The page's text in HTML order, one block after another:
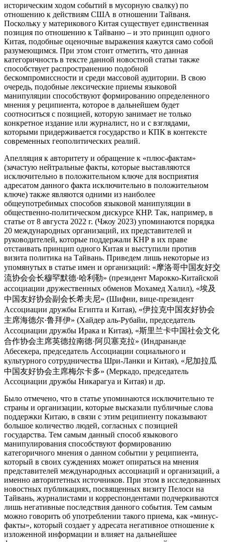
историческим ходом событий в мусорную свалку) по
отношению к действиям США в отношении Тайваня.
Поскольку у материкового Китая существует единственная
позиция по отношению к Тайваню – и это принцип одного
Китая, подобные оценочные выражения кажутся само собой
разумеющимся. При этом стоит отметить, что данная
категоричность в тексте данной новостной статьи также
способствует распространению подобной
бескомпромиссности и среди массовой аудитории. В свою
очередь, подобные лексические приемы языковой
манипуляции способствуют формированию определенного
мнения у реципиента, которое в дальнейшем будет
соотноситься с позицией, которую занимает не только
конкретное издание или журналист, но и с взглядами,
которыми придерживается государство и КПК в контексте
современных геополитических реалий.
Апелляция к авторитету и обращение к «плюс-фактам»
(зачастую нейтральные факты, которые выставляются
исключительно в положительном ключе для восприятия
адресатом данного факта исключительно в положительном
ключе) также являются одними из наиболее
общеупотребимых способов языковой манипуляции в
общественно-политическом дискурсе КНР. Так, например, в
статье от 8 августа 2022 г. (Чжоу 2023) упоминаются порядка
20 международных организаций, их представителей и
руководителей, которые поддержали КНР в их праве
отстаивать принцип одного Китая и выступили против
визита политика на Тайвань. Приведем лишь некоторые из
упомянутых в статье имен и организаций: «摩洛哥中国友好交
流协会会长穆罕默德·哈利勒» (президент Марокко-Китайской
ассоциации дружественных обменов Мохамед Халил), «埃及
中国友好协会副会长希夫尼» (Шифни, вице-президент
Ассоциации дружбы Египта и Китая), «伊拉克中国友好协会
主席海德尔·鲁拜伊» (Хайдер аль-Рубайи, председатель
Ассоциации дружбы Ирака и Китая), «斯里兰卡中国社会文化
合作协会主席英德拉南德·阿贝塞克拉» (Индрананде
Абесекера, председатель Ассоциации социального и
культурного сотрудничества Шри-Ланки и Китая), «尼加拉瓜
中国友好协会主席梅尔卡多» (Меркадо, председатель
Ассоциации дружбы Никарагуа и Китая) и др.
Было отмечено, что в статье упоминаются исключительно те
страны и организации, которые высказали публичные слова
поддержки Китаю, в связи с этим реципиенту показывают
большое количество людей, согласных с позицией
государства. Тем самым данный способ языкового
манипулирования способствуют формированию
категоричного мнения о данном событии у реципиента,
который в своих суждениях может опираться на мнения
представителей международных ассоциаций и организаций, а
именно авторитетных источников. При этом в исследованных
новостных публикациях, посвященных визиту Пелоси на
Тайвань, журналистами и корреспондентами подчеркиваются
лишь негативные последствия данного события. Тем самым
можно говорить об употреблении такого приема, как «минус-
факты», который создает у адресата негативное отношение к
изложенной информации и влияет на дальнейшее